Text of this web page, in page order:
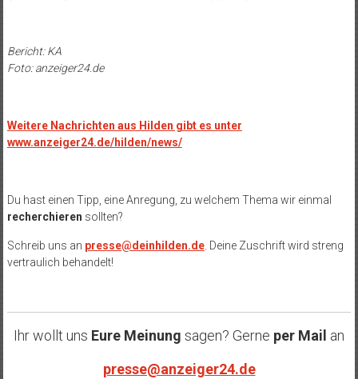
Bericht: KA
Foto: anzeiger24.de
Weitere Nachrichten aus Hilden gibt es unter
www.anzeiger24.de/hilden/news/
Du hast einen Tipp, eine Anregung, zu welchem Thema wir einmal
recherchieren sollten?
Schreib uns an presse@deinhilden.de. Deine Zuschrift wird streng
vertraulich behandelt!
Ihr wollt uns Eure Meinung sagen? Gerne per Mail an
presse@anzeiger24.de